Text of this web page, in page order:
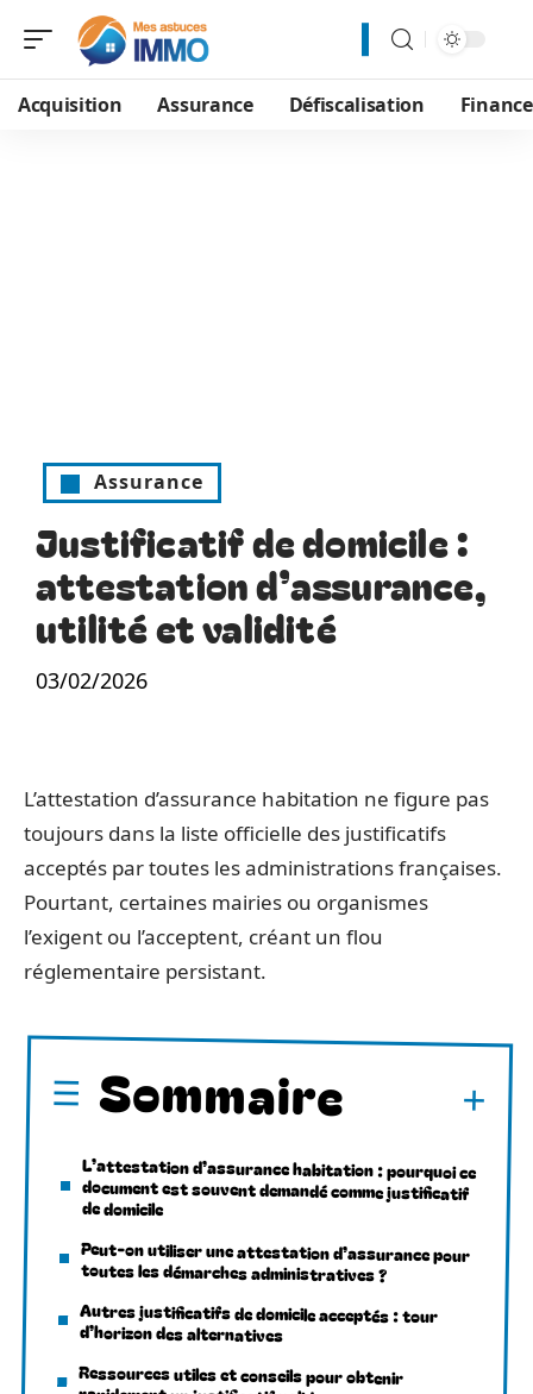
Acquisition Assurance Défiscalisation
Assurance
Justificatif de domicile :
attestation d’assurance,
utilité et validité
03/02/2026
L’attestation d’assurance habitation ne figure pas
toujours dans la liste officielle des justificatifs
acceptés par toutes les administrations françaises.
Pourtant, certaines mairies ou organismes
l’exigent ou l’acceptent, créant un flou
réglementaire persistant.
Sommaire
L’attestation d’assurance habitation : pourquoi ce
document est souvent demandé comme justificatif
de domicile
Peut-on utiliser une attestation d’assurance pour
toutes les démarches administratives ?
Autres justificatifs de domicile acceptés : tour
d’horizon des alternatives
Ressources utiles et conseils pour obtenir